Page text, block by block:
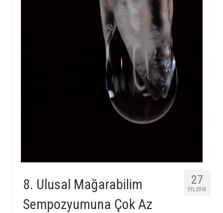
27
EYL 2018
8. Ulusal Mağarabilim
Sempozyumuna Çok Az